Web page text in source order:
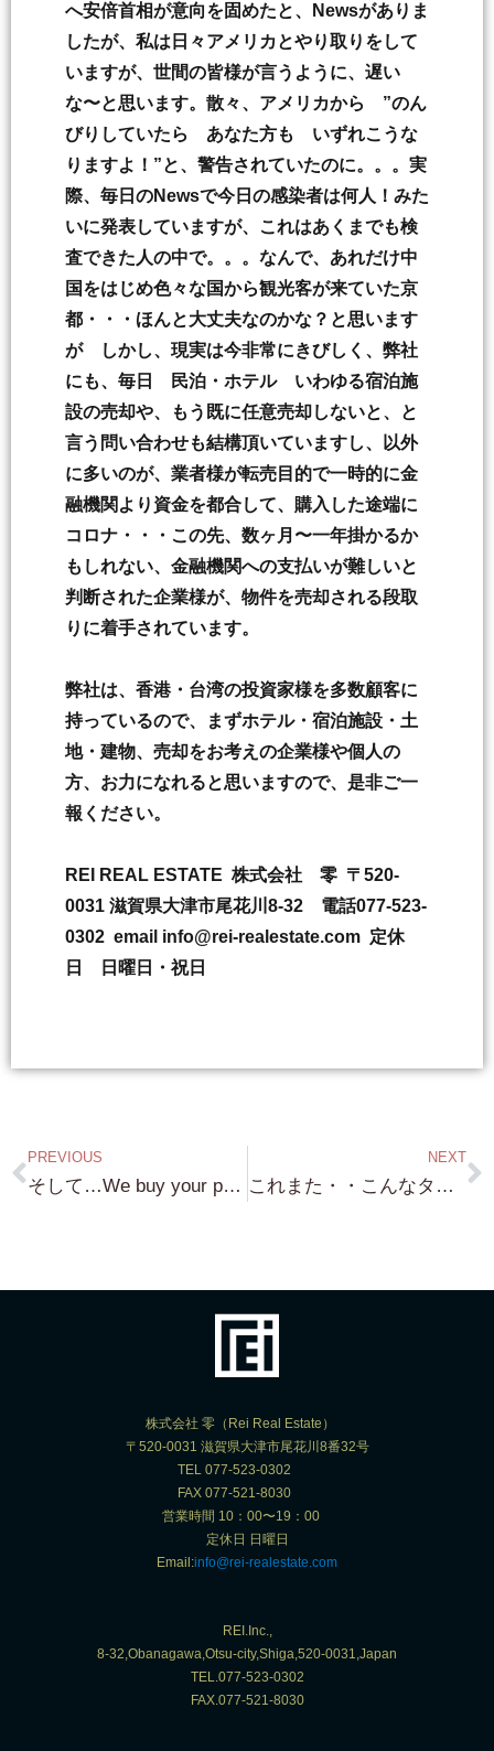
へ安倍首相が意向を固めたと、Newsがありま
したが、私は日々アメリカとやり取りをして
いますが、世間の皆様が言うように、遅い
な〜と思います。散々、アメリカから ”のん
びりしていたら あなた方も いずれこうな
りますよ！”と、警告されていたのに。。。実
際、毎日のNewsで今日の感染者は何人！みた
いに発表していますが、これはあくまでも検
査できた人の中で。。。なんで、あれだけ中
国をはじめ色々な国から観光客が来ていた京
都・・・ほんと大丈夫なのかな？と思います
が しかし、現実は今非常にきびしく、弊社
にも、毎日 民泊・ホテル いわゆる宿泊施
設の売却や、もう既に任意売却しないと、と
言う問い合わせも結構頂いていますし、以外
に多いのが、業者様が転売目的で一時的に金
融機関より資金を都合して、購入した途端に
コロナ・・・この先、数ヶ月〜一年掛かるか
もしれない、金融機関への支払いが難しいと
判断された企業様が、物件を売却される段取
りに着手されています。
弊社は、香港・台湾の投資家様を多数顧客に
持っているので、まずホテル・宿泊施設・土
地・建物、売却をお考えの企業様や個人の
方、お力になれると思いますので、是非ご一
報ください。
REI REAL ESTATE 株式会社 零 〒520-
0031 滋賀県大津市尾花川8-32 電話077-523-
0302 email info@rei-realestate.com 定休
日 日曜日・祝日
PREVIOUS
そして…We buy your property…もし 不動産を売却せねば！という方がいらしたら ご相談ください！
NEXT
これまた・・こんなタイミングでないと出てこない物件・・JR京都駅隣接更地・平安神宮鳥居前の物件です。二物件共に非常にいい物件です！
株式会社 零（Rei Real Estate）
〒520-0031 滋賀県大津市尾花川8番32号
TEL 077-523-0302
FAX 077-521-8030
営業時間 10：00〜19：00
定休日 日曜日
Email:info@rei-realestate.com
REI.Inc.,
8-32,Obanagawa,Otsu-city,Shiga,520-0031,Japan
TEL.077-523-0302
FAX.077-521-8030